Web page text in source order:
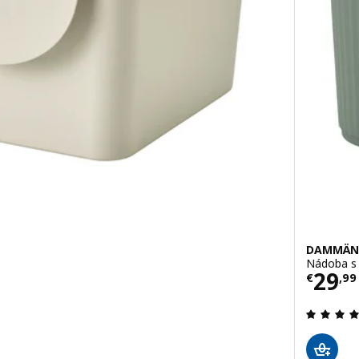
5 hviezdy. Celkové hodnotenie:
Nádoba
€29,99